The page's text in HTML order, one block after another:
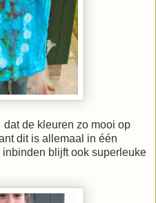
de kleuren zo mooi op
dit is allemaal in één
blijft ook superleuke